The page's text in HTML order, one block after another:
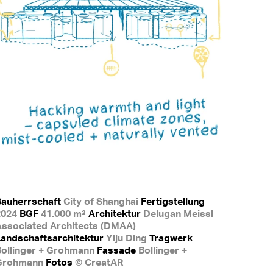
City of Shanghai Fertigstellung
BGF 41.000 m² Architektur Delugan Meissl
Architects (DMAA)
Yiju Ding Tragwerk
+ Grohmann Fassade Bollinger +
Fotos © CreatAR